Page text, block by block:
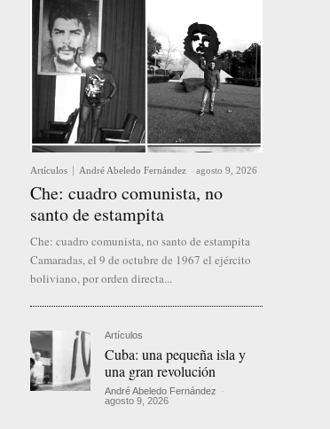
Artículos André Abeledo Fernández - agosto 9, 2026
Che: cuadro comunista, no
santo de estampita
Che: cuadro comunista, no santo de estampita
Camaradas, el 9 de octubre de 1967 el ejército
boliviano, por orden directa...
Artículos
Cuba: una pequeña isla y
una gran revolución
André Abeledo Fernández -
agosto 9, 2026